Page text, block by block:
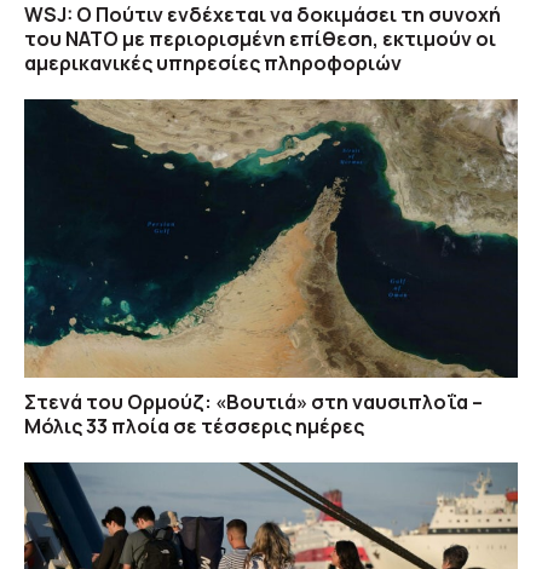
WSJ: Ο Πούτιν ενδέχεται να δοκιμάσει τη συνοχή
του ΝΑΤΟ με περιορισμένη επίθεση, εκτιμούν οι
αμερικανικές υπηρεσίες πληροφοριών
Στενά του Ορμούζ: «Βουτιά» στη ναυσιπλοΐα –
Μόλις 33 πλοία σε τέσσερις ημέρες